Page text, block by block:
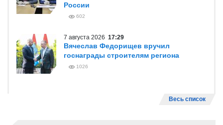
России
602
7 августа 2026 17:29
Вячеслав Федорищев вручил
госнаграды строителям региона
1026
Весь список